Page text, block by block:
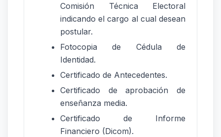
Comisión Técnica Electoral
indicando el cargo al cual desean
postular.
Fotocopia de Cédula de
Identidad.
Certificado de Antecedentes.
Certificado de aprobación de
enseñanza media.
Certificado de Informe
Financiero (Dicom).